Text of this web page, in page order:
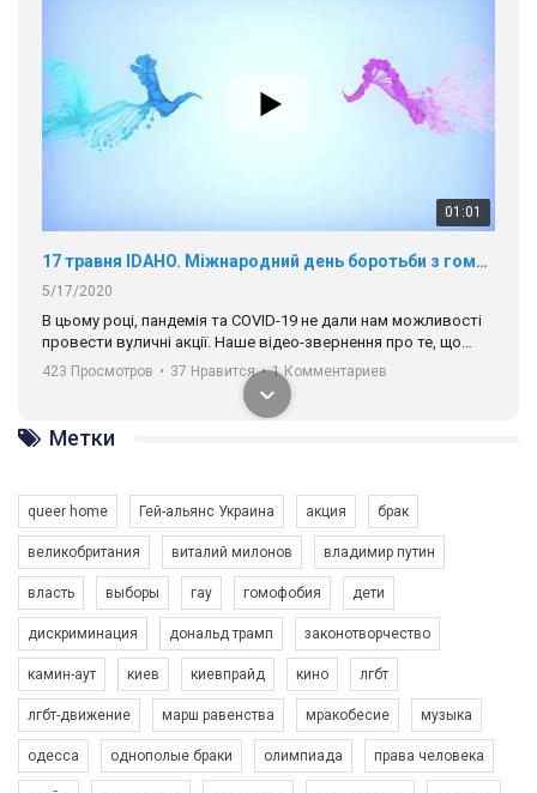
01:01
17 травня IDAHO. Міжнародний день боротьби з гомофобією трансфобією і біфобія.
5/17/2020
В цьому році, пандемія та COVІD-19 не дали нам можливості
провести вуличні акції. Наше відео-звернення про те, що
навіть коли ми у різних містах та не можемо зустрінеться, ми
разом. Ми закликаємо всіх хто поділяє цінності рівності та
солідарності, приєднатися до нас. Регіональні підрозділи
ГАУ є в 16 областях України.
Разом наш голос лунає гучніше!
423 Просмотров • 37 Нравится • 1 Комментариев
Зупинимо насильство проти ЛГБТ в Україні! Stop violence against LGBT in Ukraine!
6/30/2017
Емоційний та вражаючий промо-ролік на конкурс PACT, який
Метки
queer home Гей-альянс Украина акция брак
великобритания виталий милонов владимир путин
власть выборы гау гомофобия дети
дискриминация дональд трамп законотворчество
камин-аут киев киевпрайд кино лгбт
лгбт-движение марш равенства мракобесие музыка
одесса однополые браки олимпиада права человека